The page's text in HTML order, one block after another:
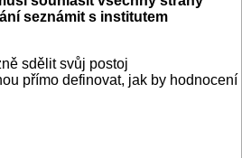
seznámit s institutem
sdělit svůj postoj
přímo definovat, jak by hodnocení